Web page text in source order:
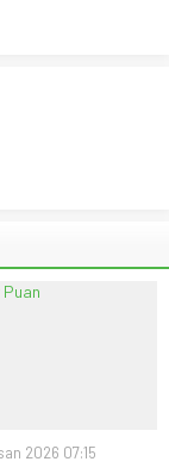
2026 07:15